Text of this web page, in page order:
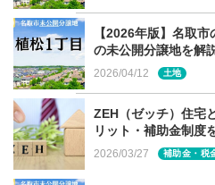
【2026年版】名取
の未公開分譲地を解
2026/04/12 土地
ZEH（ゼッチ）住宅
リット・補助金制度
2026/03/27 補助金・税